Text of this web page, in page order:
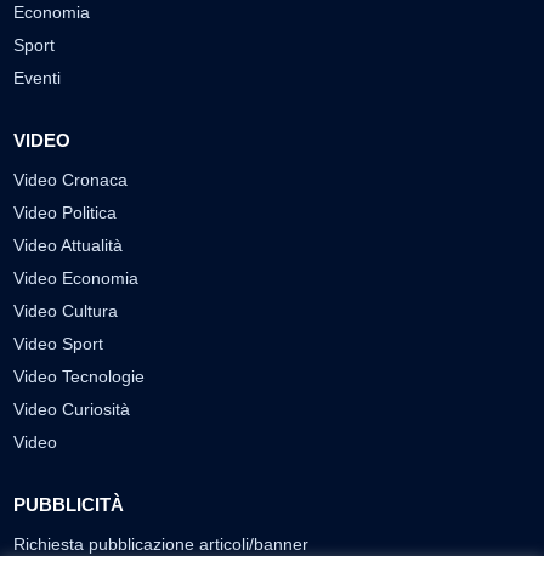
Economia
Sport
Eventi
VIDEO
Video Cronaca
Video Politica
Video Attualità
Video Economia
Video Cultura
Video Sport
Video Tecnologie
Video Curiosità
Video
PUBBLICITÀ
Richiesta pubblicazione articoli/banner